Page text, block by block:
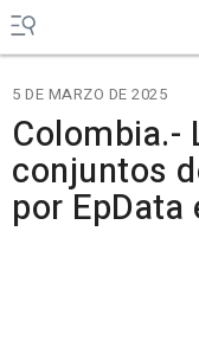
5 DE MARZO DE 2025
Colombia.-
conjuntos
por